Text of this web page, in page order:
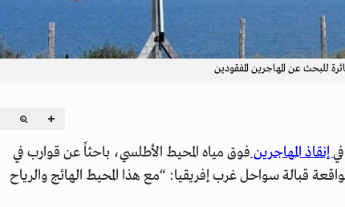
للبحث عن المهاجرين المفقودين
إنقاذ المهاجرينفوق مياه المحيط الأطلسي، باحثاً عن قوارب في
قبالة سواحل غرب إفريقيا: “مع هذا المحيط الهائج والرياح